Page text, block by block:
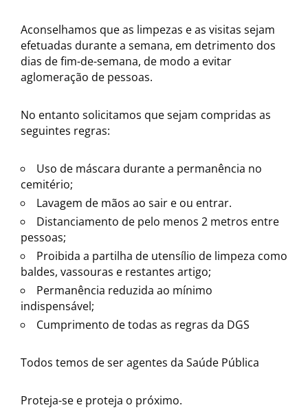
Aconselhamos que as limpezas e as visitas sejam
efetuadas durante a semana, em detrimento dos
dias de fim-de-semana, de modo a evitar
aglomeração de pessoas.
No entanto solicitamos que sejam compridas as
seguintes regras:
Uso de máscara durante a permanência no
cemitério;
Lavagem de mãos ao sair e ou entrar.
Distanciamento de pelo menos 2 metros entre
pessoas;
Proibida a partilha de utensílio de limpeza como
baldes, vassouras e restantes artigo;
Permanência reduzida ao mínimo
indispensável;
Cumprimento de todas as regras da DGS
Todos temos de ser agentes da Saúde Pública
Proteja-se e proteja o próximo.